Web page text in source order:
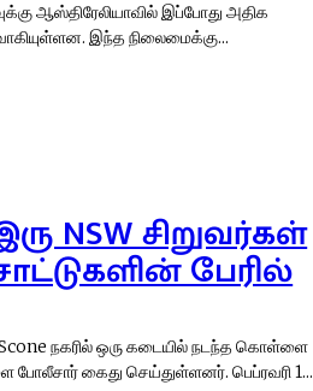
எண்ணிக்கையிலான கக்குவான் இருமல் வழக்குகள் பதிவாகியுள்ளன. இந்த நிலைமைக்கு...
NSW சிறுவர்கள்
பேரில்
நகரில் ஒரு கடையில் நடந்த கொள்ளை
தொடர்பாக 12 மற்றும் 13 வயதுடைய இரண்டு சிறுவர்களை போலீசார் கைது செய்துள்ளனர். பெப்ரவரி 1...